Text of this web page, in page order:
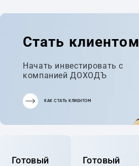
Стать клиентом
Начать инвестировать с
компанией ДОХОДЪ
КАК СТАТЬ КЛИЕНТОМ
Готовый
Готовый